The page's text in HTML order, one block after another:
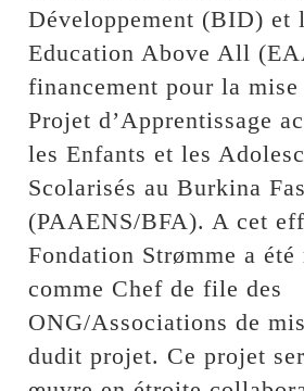
Développement (BID) et
Education Above All
financement pour la
Projet d’Apprentissage
les Enfants et les
Scolarisés au Burkina
(PAAENS/BFA). A cet
Fondation Strømme a été
comme Chef de file des
ONG/Associations de
dudit projet. Ce projet